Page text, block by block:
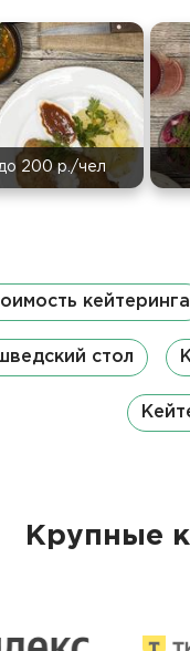
200 р./чел
кейтеринга
стол
Крупные